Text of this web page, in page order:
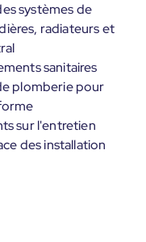
systèmes de
radiateurs et
sanitaires
plomberie pour
sur l'entretien
des installation